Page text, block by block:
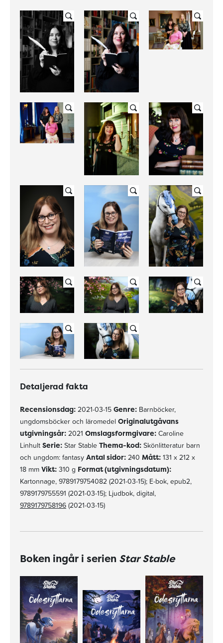
Detaljerad fakta
Recensionsdag: 2021-03-15 Genre: Barnböcker,
ungdomsböcker och läromedel Originalutgåvans
utgivningsår: 2021 Omslagsformgivare: Caroline
Linhult Serie: Star Stable Thema-kod: Skönlitteratur barn
och ungdom: fantasy Antal sidor: 240 Mått: 131 x 212 x
18 mm Vikt: 310 g Format (utgivningsdatum):
Kartonnage, 9789179754082 (2021-03-15); E-bok, epub2,
9789179755591 (2021-03-15); Ljudbok, digital,
9789179758196 (2021-03-15)
Boken ingår i serien Star Stable